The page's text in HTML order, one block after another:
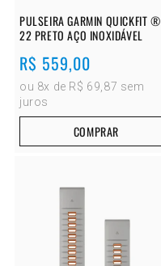
PULSEIRA GARMIN QUICKFIT ®
22 PRETO AÇO INOXIDÁVEL
Preço
normal
R$ 559,00
ou 8x de R$ 69,87 sem
juros
COMPRAR